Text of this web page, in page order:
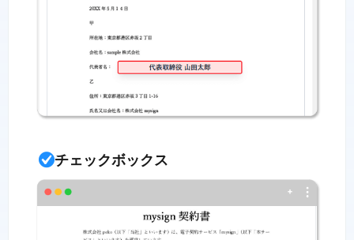
チェックボックス